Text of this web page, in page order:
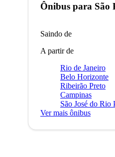
Ônibus para São
Saindo de
A partir de
Rio de Janeiro
Belo Horizonte
Ribeirão Preto
Campinas
São José do Rio
Ver mais ônibus